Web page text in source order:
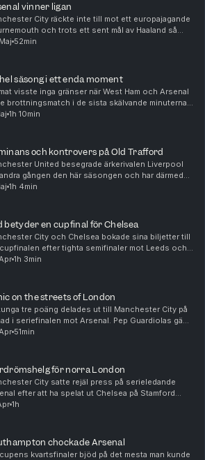
vinner ligan
City räckte inte till mot ett europajagande
och trots ett sent mål av Haaland så
Arsenal titulera sig ligavinnare med en omgång
52min
säsong i ett enda moment
visste inga gränser när West Ham och Arsenal
brottningsmatch i de sista skälvande minuterna
drabbning. För Arsenal fanns en titel
1h 10min
och kontrovers på Old Trafford
United besegrade ärkerivalen Liverpool
gången den här säsongen och har därmed
säkrat sin medverkan i nästa säsongs
1h 4min
betyder en cupfinal för Chelsea
City och Chelsea bokade sina biljetter till
efter tighta semifinaler mot Leeds och
respektive. Vi pratar tränarbyten och
1h 3min
on the streets of London
tre poäng delades ut till Manchester City på
i seriefinalen mot Arsenal. Pep Guardiolas gäng
hämtat upp Arsenals försprång och får nu
51min
för norra London
City satte rejäl press på serieledande
efter att ha spelat ut Chelsea på Stamford
dagen efter Arsenal gått på pumpen hemma
1h
chockade Arsenal
kvartsfinaler bjöd på det mesta man kunde